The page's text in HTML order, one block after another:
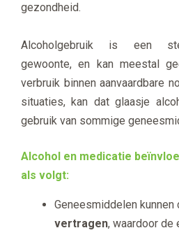
gezondheid.
Alcoholgebruik is een
gewoonte, en kan meestal
verbruik binnen aanvaardbare
situaties, kan dat glaasje
gebruik van sommige
Alcohol en medicatie
als volgt:
Geneesmiddelen kunnen
vertragen, waardoor de